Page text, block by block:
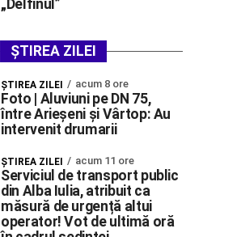
„Delfinul”
ȘTIREA ZILEI
ŞTIREA ZILEI acum 8 ore
Foto | Aluviuni pe DN 75,
între Arieșeni și Vârtop: Au
intervenit drumarii
ŞTIREA ZILEI acum 11 ore
Serviciul de transport public
din Alba Iulia, atribuit ca
măsură de urgență altui
operator! Vot de ultimă oră